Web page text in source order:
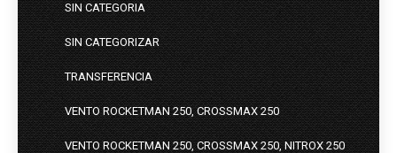
SIN CATEGORIA
SIN CATEGORIZAR
TRANSFERENCIA
VENTO ROCKETMAN 250, CROSSMAX 250
VENTO ROCKETMAN 250, CROSSMAX 250, NITROX 250